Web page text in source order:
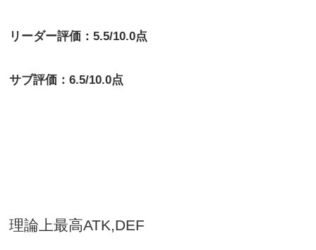
リーダー評価：5.5/10.0点
サブ評価：6.5/10.0点
理論上最高ATK,DEF